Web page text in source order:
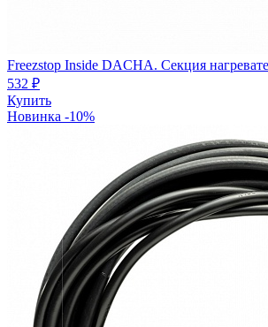
Freezstop Inside DACHA. Секция
532 ₽
Купить
Новинка -10%